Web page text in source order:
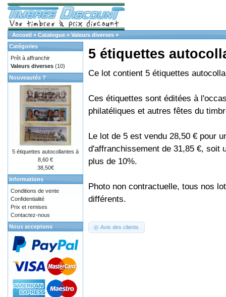
Accueil » Catalogue » Valeurs diverses »
5 étiquettes
Ce lot contient 5 étiquettes
Ces étiquettes sont éditées à
philatéliques et autres fêtes du
Le lot de 5 est vendu 28,50 € pour
d'affranchissement de 31,85 €, soit
plus de 10%.
Photo non contractuelle, tous nos
différents.
Avis des clients
Catégories
Prêt à affranchir
Valeurs diverses (10)
Nouveautés ?
5 étiquettes autocollantes à
8,60 €
38,50€
Informations
Conditions de vente
Confidentialité
Prix et remises
Contactez-nous
Nous acceptons